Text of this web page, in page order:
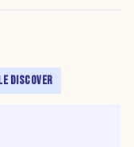
DISCOVER